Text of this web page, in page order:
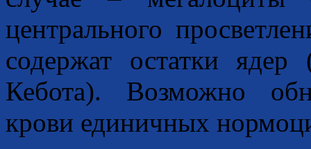
центрального
содержат остатки
Кебота). Возможно
крови единичных